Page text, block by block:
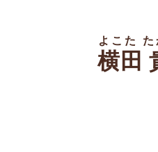
横田
よこた た